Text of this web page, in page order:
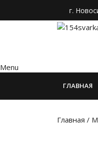
г.
Menu
ГЛАВНАЯ
Главная /